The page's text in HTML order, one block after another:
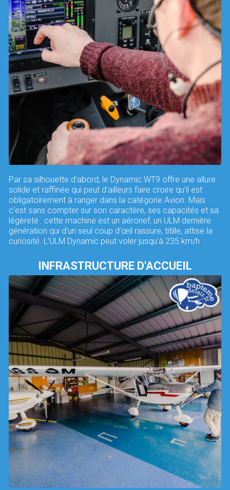
Par sa silhouette d’abord, le Dynamic WT9 offre une allure
solide et raffinée qui peut d’ailleurs faire croire qu’il est
obligatoirement à ranger dans la catégorie Avion. Mais
c’est sans compter sur son caractère, ses capacités et sa
légèreté : cette machine est un aéronef, un ULM dernière
génération qui d’un seul coup d’œil rassure, titille, attise la
curiosité. L’ULM Dynamic peut voler jusqu’à 235 km/h
INFRASTRUCTURE D'ACCUEIL